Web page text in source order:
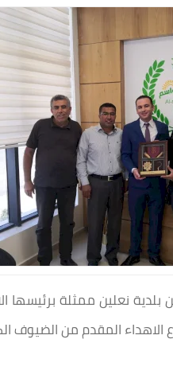
العام فادي الخواجا وفدا من
المقدم من الضيوف